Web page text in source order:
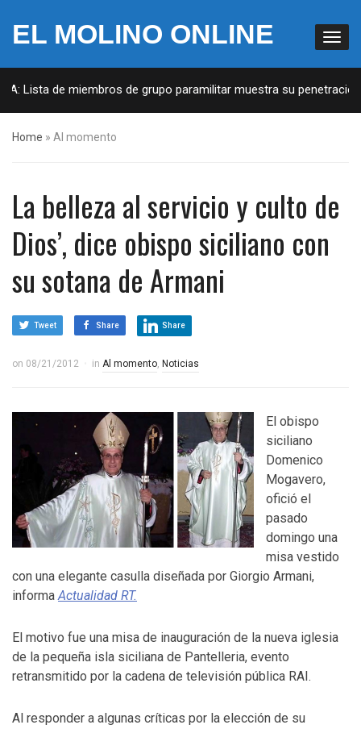
EL MOLINO ONLINE
Lista de miembros de grupo paramilitar muestra su penetración
Home » Al momento
La belleza al servicio y culto de
Dios’, dice obispo siciliano con
su sotana de Armani
Tweet Share Share
on 08/21/2012 in Al momento, Noticias
El obispo
siciliano
Domenico
Mogavero,
ofició el
pasado
domingo una
misa vestido
con una elegante casulla diseñada por Giorgio Armani,
informaActualidad RT.
El motivo fue una misa de inauguración de la nueva iglesia
de la pequeña isla siciliana de Pantelleria, evento
retransmitido por la cadena de televisión pública RAI.
Al responder a algunas críticas por la elección de su